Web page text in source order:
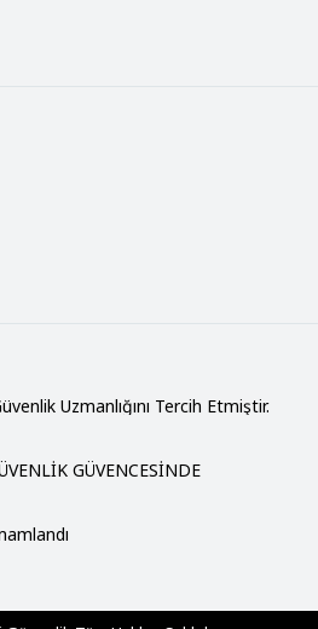
Uzmanlığını Tercih Etmiştir.
GÜVENCESİNDE